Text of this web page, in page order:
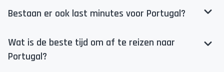
Bestaan er ook last minutes voor Portugal?
Wat is de beste tijd om af te reizen naar
Portugal?